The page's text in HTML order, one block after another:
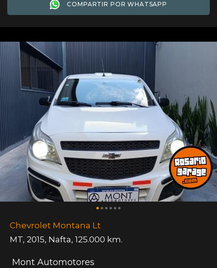
COMPARTIR POR WHATSAPP
Chevrolet Montana Lt
MT, 2015, Nafta, 125.000 km.
Mont Automotores